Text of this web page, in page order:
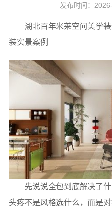
发布时间：
湖北百年米莱空间美学
装实景案例
先说说全包到底解决了
头疼不是风格选什么，而是